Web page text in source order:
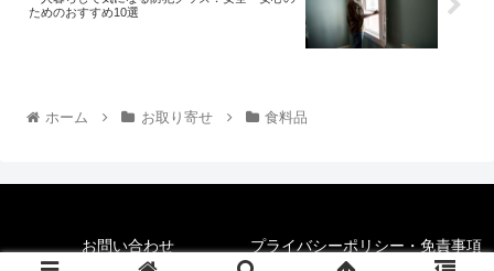
ためのおすすめ10選
ホーム お取り寄せ 食料品
お問い合わせ プライバシーポリシー・免責事項